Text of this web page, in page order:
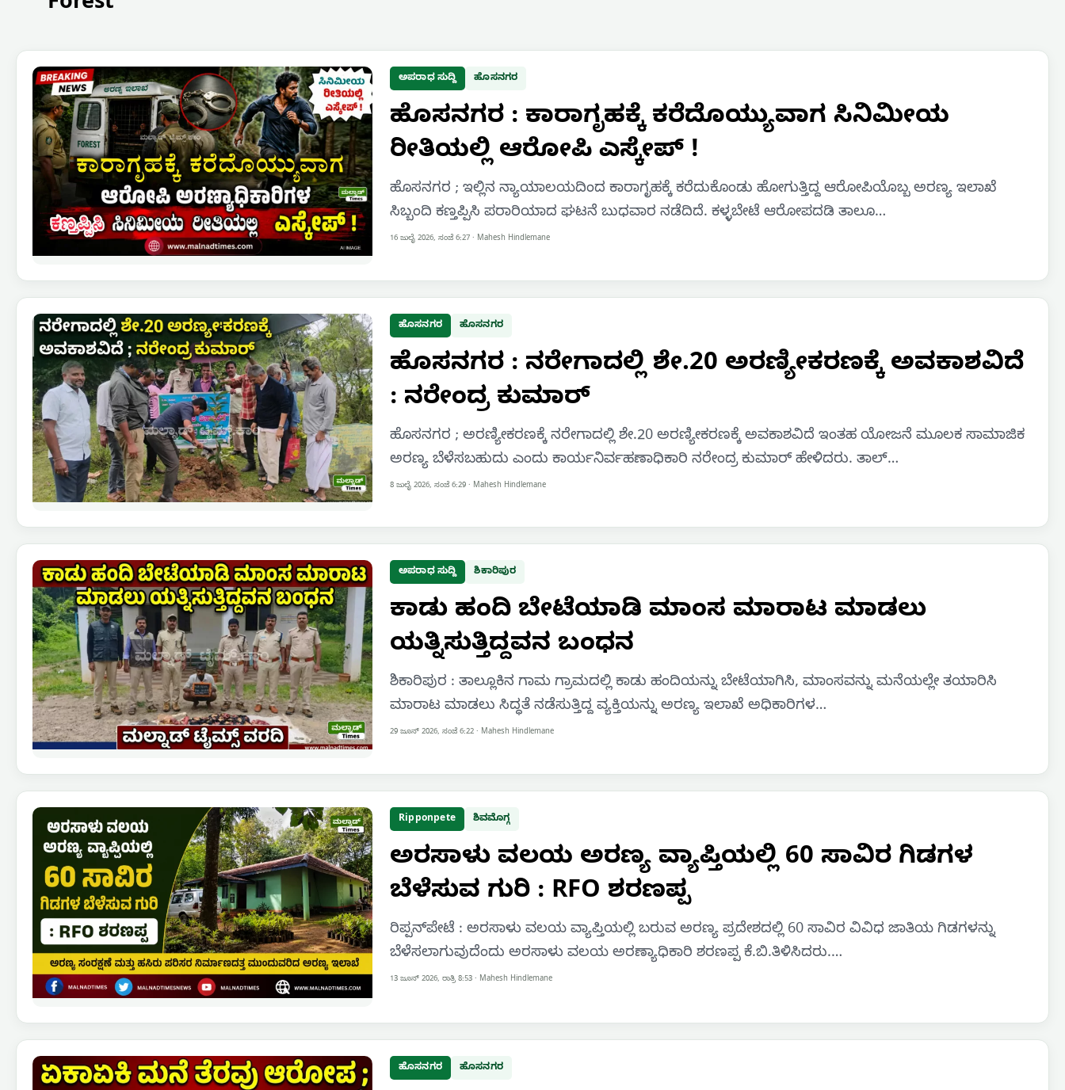
ಅಪರಾಧ ಸುದ್ದಿ ಹೊಸನಗರ
ಹೊಸನಗರ : ಕಾರಾಗೃಹಕ್ಕೆ ಕರೆದೊಯ್ಯುವಾಗ ಸಿನಿಮೀಯ
ರೀತಿಯಲ್ಲಿ ಆರೋಪಿ ಎಸ್ಕೇಪ್ !
ಹೊಸನಗರ ; ಇಲ್ಲಿನ ನ್ಯಾಯಾಲಯದಿಂದ ಕಾರಾಗೃಹಕ್ಕೆ ಕರೆದುಕೊಂಡು ಹೋಗುತ್ತಿದ್ದ ಆರೋಪಿಯೊಬ್ಬ ಅರಣ್ಯ ಇಲಾಖೆ
ಸಿಬ್ಬಂದಿ ಕಣ್ತಪ್ಪಿಸಿ ಪರಾರಿಯಾದ ಘಟನೆ ಬುಧವಾರ ನಡೆದಿದೆ. ಕಳ್ಳಬೇಟೆ ಆರೋಪದಡಿ ತಾಲೂ…
16 ಜುಲೈ 2026, ಸಂಜೆ 6:27 · Mahesh Hindlemane
ಹೊಸನಗರ ಹೊಸನಗರ
ಹೊಸನಗರ : ನರೇಗಾದಲ್ಲಿ ಶೇ.20 ಅರಣ್ಯೀಕರಣಕ್ಕೆ ಅವಕಾಶವಿದೆ
: ನರೇಂದ್ರ ಕುಮಾರ್
ಹೊಸನಗರ ; ಅರಣ್ಯೀಕರಣಕ್ಕೆ ನರೇಗಾದಲ್ಲಿ ಶೇ.20 ಅರಣ್ಯೀಕರಣಕ್ಕೆ ಅವಕಾಶವಿದೆ ಇಂತಹ ಯೋಜನೆ ಮೂಲಕ ಸಾಮಾಜಿಕ
ಅರಣ್ಯ ಬೆಳೆಸಬಹುದು ಎಂದು ಕಾರ್ಯನಿರ್ವಹಣಾಧಿಕಾರಿ ನರೇಂದ್ರ ಕುಮಾರ್ ಹೇಳಿದರು. ತಾಲ್…
8 ಜುಲೈ 2026, ಸಂಜೆ 6:29 · Mahesh Hindlemane
ಅಪರಾಧ ಸುದ್ದಿ ಶಿಕಾರಿಪುರ
ಕಾಡು ಹಂದಿ ಬೇಟೆಯಾಡಿ ಮಾಂಸ ಮಾರಾಟ ಮಾಡಲು
ಯತ್ನಿಸುತ್ತಿದ್ದವನ ಬಂಧನ
ಶಿಕಾರಿಪುರ : ತಾಲ್ಲೂಕಿನ ಗಾಮ ಗ್ರಾಮದಲ್ಲಿ ಕಾಡು ಹಂದಿಯನ್ನು ಬೇಟೆಯಾಗಿಸಿ, ಮಾಂಸವನ್ನು ಮನೆಯಲ್ಲೇ ತಯಾರಿಸಿ
ಮಾರಾಟ ಮಾಡಲು ಸಿದ್ಧತೆ ನಡೆಸುತ್ತಿದ್ದ ವ್ಯಕ್ತಿಯನ್ನು ಅರಣ್ಯ ಇಲಾಖೆ ಅಧಿಕಾರಿಗಳ…
29 ಜೂನ್ 2026, ಸಂಜೆ 6:22 · Mahesh Hindlemane
Ripponpete ಶಿವಮೊಗ್ಗ
ಅರಸಾಳು ವಲಯ ಅರಣ್ಯ ವ್ಯಾಪ್ತಿಯಲ್ಲಿ 60 ಸಾವಿರ ಗಿಡಗಳ
ಬೆಳೆಸುವ ಗುರಿ : RFO ಶರಣಪ್ಪ
ರಿಪ್ಪನ್‌ಪೇಟೆ : ಅರಸಾಳು ವಲಯ ವ್ಯಾಪ್ತಿಯಲ್ಲಿ ಬರುವ ಅರಣ್ಯ ಪ್ರದೇಶದಲ್ಲಿ 60 ಸಾವಿರ ವಿವಿಧ ಜಾತಿಯ ಗಿಡಗಳನ್ನು
ಬೆಳೆಸಲಾಗುವುದೆಂದು ಅರಸಾಳು ವಲಯ ಅರಣ್ಯಾಧಿಕಾರಿ ಶರಣಪ್ಪ ಕೆ.ಬಿ.ತಿಳಿಸಿದರು.…
13 ಜೂನ್ 2026, ರಾತ್ರಿ 8:53 · Mahesh Hindlemane
ಹೊಸನಗರ ಹೊಸನಗರ